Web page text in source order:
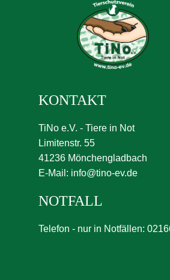
KONTAKT
TiNo e.V. - Tiere in Not
Limitenstr. 55
41236 Mönchengladbach
E-Mail: info@tino-ev.de
NOTFALL
Telefon - nur in Notfällen: